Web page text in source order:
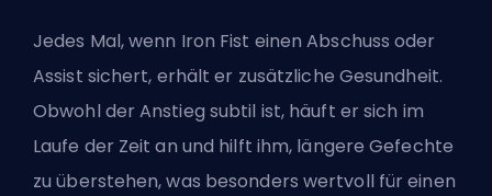
Jedes Mal, wenn Iron Fist einen Abschuss oder
Assist sichert, erhält er zusätzliche Gesundheit.
Obwohl der Anstieg subtil ist, häuft er sich im
Laufe der Zeit an und hilft ihm, längere Gefechte
zu überstehen, was besonders wertvoll für einen